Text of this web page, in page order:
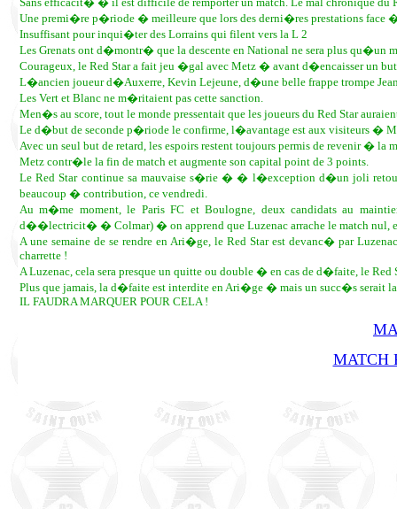
Une premi�re p�riode � meilleure que lors des derni�res prestations face
Insuffisant pour inqui�ter des Lorrains qui filent vers la L 2
Les Grenats ont d�montr� que la descente en National ne sera plus qu�un
Courageux, le Red Star a fait jeu �gal avec Metz � avant d�encaisser un but
L�ancien joueur d�Auxerre, Kevin Lejeune, d�une belle frappe trompe
Les Vert et Blanc ne m�ritaient pas cette sanction.
Men�s au score, tout le monde pressentait que les joueurs du Red Star
Le d�but de seconde p�riode le confirme, l�avantage est aux visiteurs �
Avec un seul but de retard, les espoirs restent toujours permis de revenir �
Metz contr�le la fin de match et augmente son capital point de 3 points.
Le Red Star continue sa mauvaise s�rie � � l�exception d�un joli
beaucoup � contribution, ce vendredi.
Au m�me moment, le Paris FC et Boulogne, deux candidats au
d��lectricit� � Colmar) � on apprend que Luzenac arrache le match nul,
A une semaine de se rendre en Ari�ge, le Red Star est devanc� par
charrette !
A Luzenac, cela sera presque un quitte ou double � en cas de d�faite, le
Plus que jamais, la d�faite est interdite en Ari�ge � mais un succ�s serait
IL FAUDRA MARQUER POUR CELA !
MATCH